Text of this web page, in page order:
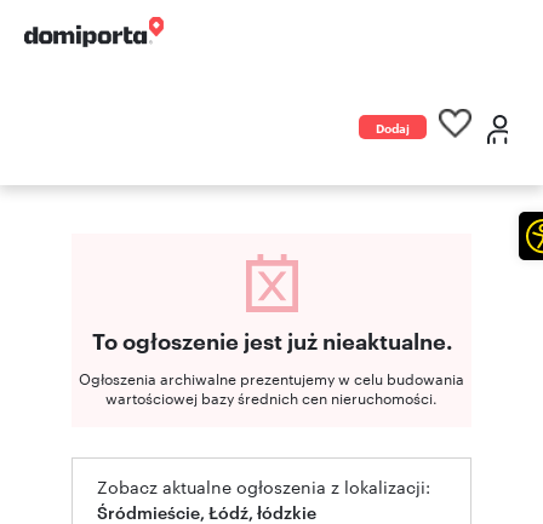
Dodaj
To ogłoszenie jest już nieaktualne.
Ogłoszenia archiwalne prezentujemy w celu budowania
wartościowej bazy średnich cen nieruchomości.
Zobacz aktualne ogłoszenia z lokalizacji:
Śródmieście, Łódź, łódzkie